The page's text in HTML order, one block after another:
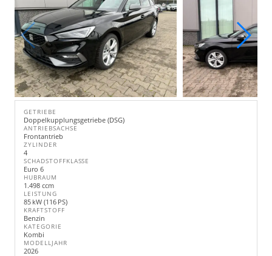
GETRIEBE
Doppelkupplungsgetriebe (DSG)
ANTRIEBSACHSE
Frontantrieb
ZYLINDER
4
SCHADSTOFFKLASSE
Euro 6
HUBRAUM
1.498 ccm
LEISTUNG
85 kW (116 PS)
KRAFTSTOFF
Benzin
KATEGORIE
Kombi
MODELLJAHR
2026